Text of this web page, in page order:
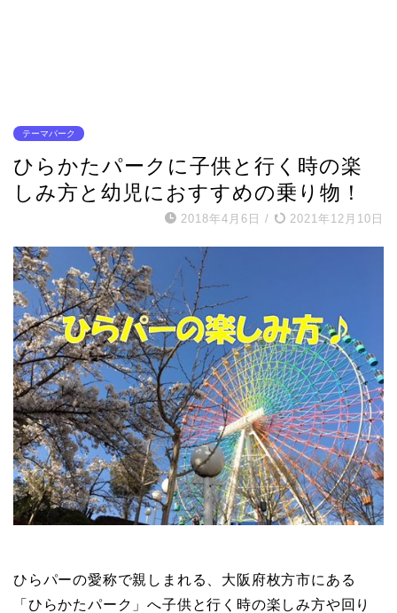
テーマパーク
ひらかたパークに子供と行く時の楽
しみ方と幼児におすすめの乗り物！
2018年4月6日 / 2021年12月10日
ひらパーの愛称で親しまれる、大阪府枚方市にある
「ひらかたパーク」へ子供と行く時の楽しみ方や回り